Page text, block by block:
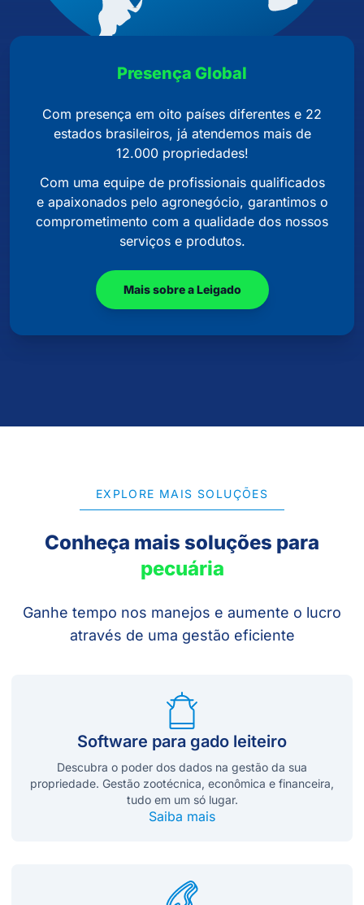
Presença Global
Com presença em oito países diferentes e 22
estados brasileiros, já atendemos mais de
12.000 propriedades!
Com uma equipe de profissionais qualificados
e apaixonados pelo agronegócio, garantimos o
comprometimento com a qualidade dos nossos
serviços e produtos.
Mais sobre a Leigado
EXPLORE MAIS SOLUÇÕES
Conheça mais soluções para
pecuária
Ganhe tempo nos manejos e aumente o lucro
através de uma gestão eficiente
Software para gado leiteiro
Descubra o poder dos dados na gestão da sua
propriedade. Gestão zootécnica, econômica e financeira,
tudo em um só lugar.
Saiba mais